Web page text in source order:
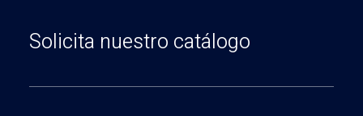
Solicita nuestro catálogo